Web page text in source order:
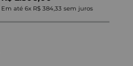
Em até 6x R$ 384,33 sem juros